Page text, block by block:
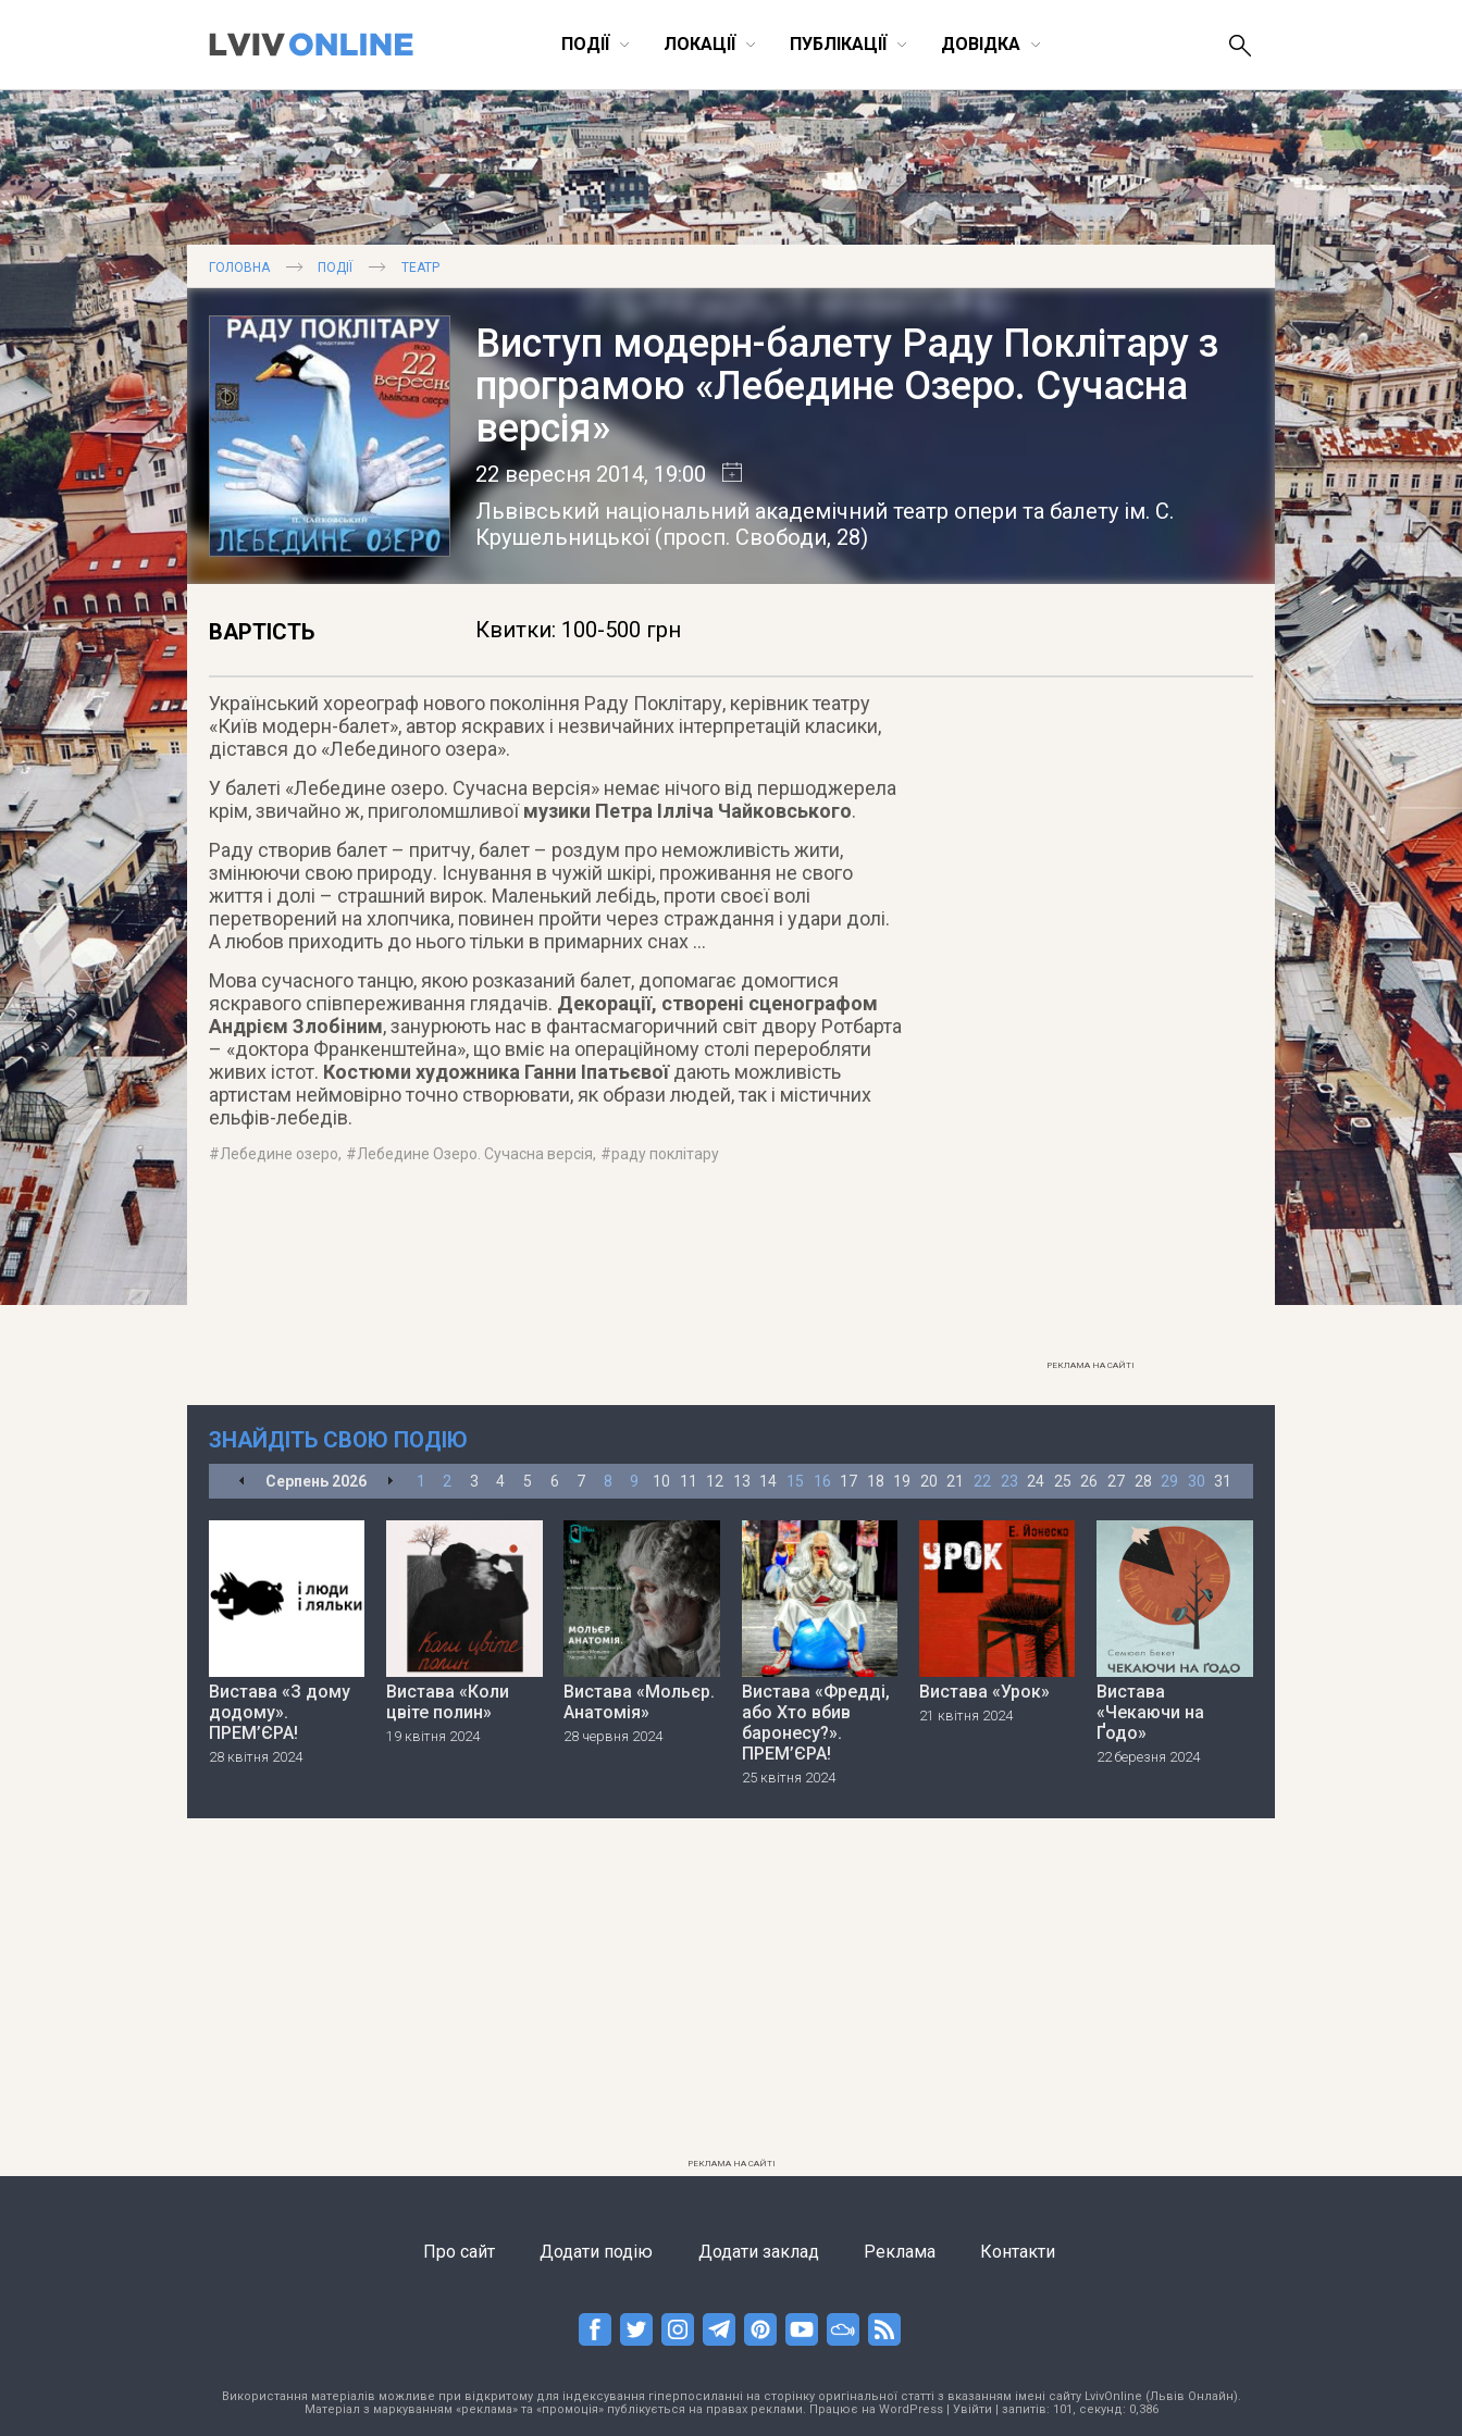
ПОДІЇ ЛОКАЦІЇ ПУБЛІКАЦІЇ ДОВІДКА
ГОЛОВНА ПОДІЇ ТЕАТР
Виступ модерн-балету Раду Поклітару з
програмою «Лебедине Озеро. Сучасна
версія»
22 вересня 2014, 19:00
Львівський національний академічний театр опери та балету ім. С.
Крушельницької (просп. Свободи, 28)
ВАРТІСТЬ Квитки: 100-500 грн
Український хореограф нового покоління Раду Поклітару, керівник театру
«Київ модерн-балет», автор яскравих і незвичайних інтерпретацій класики,
дістався до «Лебединого озера».
У балеті «Лебедине озеро. Сучасна версія» немає нічого від першоджерела
крім, звичайно ж, приголомшливої​​музики Петра Ілліча Чайковського.
Раду створив балет – притчу, балет – роздум про неможливість жити,
змінюючи свою природу. Існування в чужій шкірі, проживання не свого
життя і долі – страшний вирок. Маленький лебідь, проти своєї волі
перетворений на хлопчика, повинен пройти через страждання і удари долі.
А любов приходить до нього тільки в примарних снах …
Мова сучасного танцю, якою розказаний балет, допомагає домогтися
яскравого співпереживання глядачів. Декорації, створені сценографом
Андрієм Злобіним, занурюють нас в фантасмагоричний світ двору Ротбарта
– «доктора Франкенштейна», що вміє на операційному столі переробляти
живих істот. Костюми художника Ганни Іпатьєвоїдають можливість
артистам неймовірно точно створювати, як образи людей, так і містичних
ельфів-лебедів.
#Лебедине озеро, #Лебедине Озеро. Сучасна версія, #раду поклітару
РЕКЛАМА НА САЙТІ
ЗНАЙДІТЬ СВОЮ ПОДІЮ
Серпень 2026 1 2 3 4 5 6 7 8 9 10 11 12 13 14 15 16 17 18 19 20 21 22 23 24 25 26 27 28 29 30 31
Вистава «З дому
додому».
ПРЕМ’ЄРА!
28 квітня 2024
Вистава «Коли
цвіте полин»
19 квітня 2024
Вистава «Мольєр.
Анатомія»
28 червня 2024
Вистава «Фредді,
або Хто вбив
баронесу?».
ПРЕМ’ЄРА!
25 квітня 2024
Вистава «Урок»
21 квітня 2024
Вистава
«Чекаючи на
Ґодо»
22 березня 2024
РЕКЛАМА НА САЙТІ
Про сайт Додати подію Додати заклад Реклама Контакти
Використання матеріалів можливе при відкритому для індексування гіперпосиланні на сторінку оригінальної статті з вказанням імені сайту LvivOnline (Львів Онлайн).
Матеріал з маркуванням «реклама» та «промоція» публікується на правах реклами. Працює на WordPress| Увійти | запитів: 101, секунд: 0,386